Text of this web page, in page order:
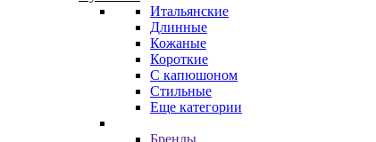
Итальянские
Длинные
Кожаные
Короткие
С капюшоном
Стильные
Еще категории
Бренды